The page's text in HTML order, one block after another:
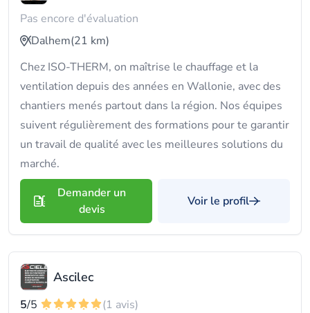
Pas encore d'évaluation
Dalhem(21 km)
Chez ISO-THERM, on maîtrise le chauffage et la
ventilation depuis des années en Wallonie, avec des
chantiers menés partout dans la région. Nos équipes
suivent régulièrement des formations pour te garantir
un travail de qualité avec les meilleures solutions du
marché.
Demander un
devis
Voir le profil
Ascilec
5/5
(1 avis)